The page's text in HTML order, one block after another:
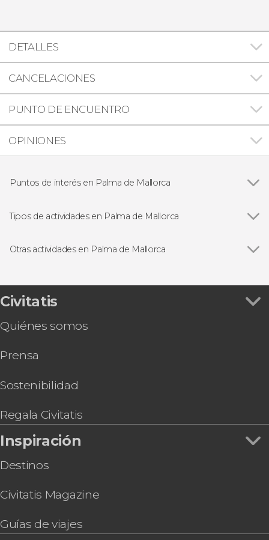
DETALLES
CANCELACIONES
PUNTO DE ENCUENTRO
OPINIONES
Puntos de interés en Palma de Mallorca
Tipos de actividades en Palma de Mallorca
Free tours en Palma de Mallorca
Entradas
Otras actividades en Palma de Mallorca
Tour en quad por Mallorca + Snorkel en Palma
Entrada a Palma Aquarium
Espectáculo flamenco en el tablao Alma
Paseo a caballo por Randa
Entrada al Palau March
Civitatis
Quiénes somos
Prensa
Sostenibilidad
Regala Civitatis
Inspiración
Destinos
Civitatis Magazine
Guías de viajes